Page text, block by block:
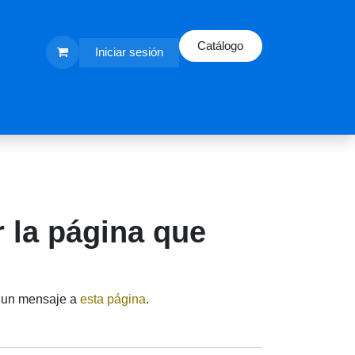
Iniciar sesión Catálogo
la página que
un mensaje aesta página